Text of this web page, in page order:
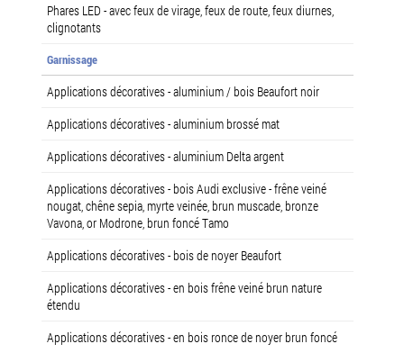
Phares LED - avec feux de virage, feux de route, feux diurnes,
clignotants
Garnissage
Applications décoratives - aluminium / bois Beaufort noir
Applications décoratives - aluminium brossé mat
Applications décoratives - aluminium Delta argent
Applications décoratives - bois Audi exclusive - frêne veiné
nougat, chêne sepia, myrte veinée, brun muscade, bronze
Vavona, or Modrone, brun foncé Tamo
Applications décoratives - bois de noyer Beaufort
Applications décoratives - en bois frêne veiné brun nature
étendu
Applications décoratives - en bois ronce de noyer brun foncé